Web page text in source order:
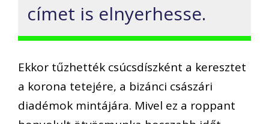
címet is elnyerhesse.
Ekkor tűzhették csúcsdíszként a keresztet
a korona tetejére, a bizánci császári
diadémok mintájára. Mivel ez a roppant